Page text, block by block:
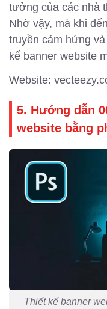
tưởng của các nhà
Nhờ vậy, mà khi
truyền cảm hứng
kế banner website
Website:
5. Hướng dẫn
website bằng
Thiết kế banner